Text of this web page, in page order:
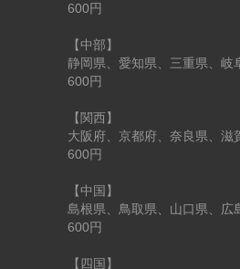
600円
【中部】
静岡県、愛知県、三重県、岐
600円
【関西】
大阪府、京都府、奈良県、滋
600円
【中国】
島根県、鳥取県、山口県、広
600円
【四国】